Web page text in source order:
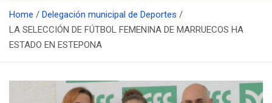
Home
Delegación municipal de Deportes
LA SELECCIÓN DE FÚTBOL FEMENINA DE MARRUECOS HA
ESTADO EN ESTEPONA